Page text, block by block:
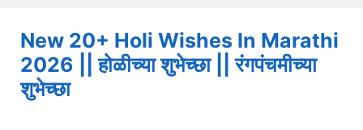
New 20+ Holi Wishes In Marathi
2026 || होळीच्या शुभेच्छा || रंगपंचमीच्या
शुभेच्छा